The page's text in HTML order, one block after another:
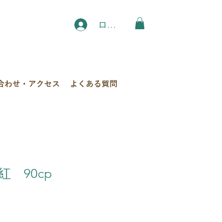
ログイン
わせ・アクセス よくある質問
90cp